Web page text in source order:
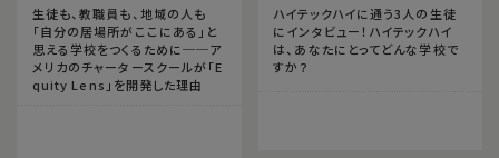
生徒も、教職員も、地域の人も
「自分の居場所がここにある」と
思える学校をつくるために──ア
メリカのチャータースクールが「E
quity Lens」を開発した理由
ハイテックハイに通う3人の生徒
にインタビュー！ハイテックハイ
は、あなたにとってどんな学校で
すか？